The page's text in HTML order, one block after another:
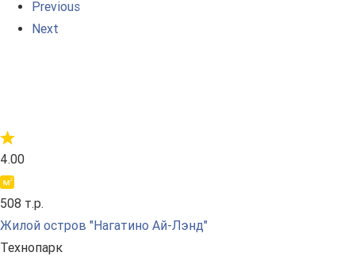
Previous
Next
4.00
508 т.р.
Жилой остров "Нагатино Ай-Лэнд"
Технопарк